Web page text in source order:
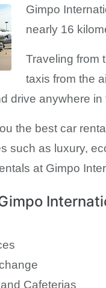
Gimpo
nearly 16
Traveling from
taxis from the
drive anywhere
the best car
such as luxury,
at Gimpo
Cafeterias